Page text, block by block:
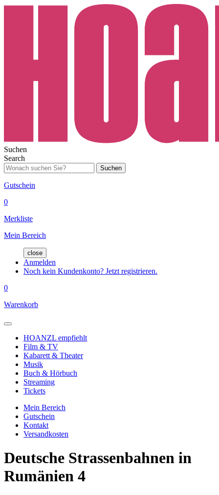
Suchen
Search
Suchen
Gutschein
0
Merkliste
Mein Bereich
close
Anmelden
Noch kein Kundenkonto? Jetzt registrieren.
0
Warenkorb
HOANZL empfiehlt
Film & TV
Kabarett & Theater
Musik
Buch & Hörbuch
Streaming
Tickets
Mein Bereich
Gutschein
Kontakt
Versandkosten
Deutsche Strassenbahnen in
Rumänien 4